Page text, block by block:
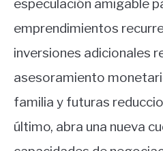
especulación amigable
emprendimientos
inversiones adicionales
asesoramiento
familia y futuras
último, abra una nueva